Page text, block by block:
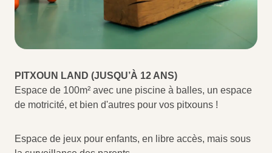
PITXOUN LAND (JUSQU’À 12 ANS)
Espace de 100m² avec une piscine à balles, un espace
de motricité, et bien d'autres pour vos pitxouns !
Espace de jeux pour enfants, en libre accès, mais sous